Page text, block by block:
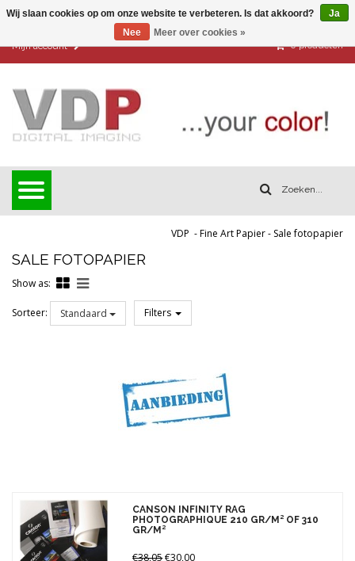
Mijn account 0 producten
VDP -Fine Art Papier- Sale fotopapier
SALE FOTOPAPIER
Show as:
Sorteer: Standaard Filters
Prijs
CANSON INFINITY RAG
PHOTOGRAPHIQUE 210 GR/M² OF 310
GR/M²
€38,05€30,00
Wij slaan cookies op om onze website te verbeteren. Is dat akkoord?
Ja
Nee
Meer over cookies »